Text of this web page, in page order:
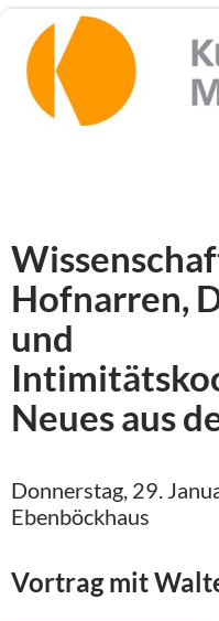
Inhalt
springen
Hofnarren,
und
Neues aus
Donnerstag, 29.
Ebenböckhaus
Vortrag mit